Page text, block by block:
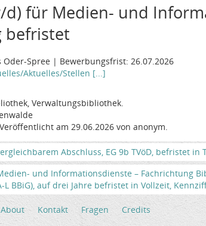
für Medien- und
befristet
Spree | Bewerbungsfrist: 26.07.2026
Aktuelles/Stellen [...]
Verwaltungsbibliothek.
am 29.06.2026 von anonym.
Abschluss, EG 9b TVöD, befristet in
und Informationsdienste – Fachrichtung
BBiG), auf drei Jahre befristet in Vollzeit,
About Kontakt Fragen Credits